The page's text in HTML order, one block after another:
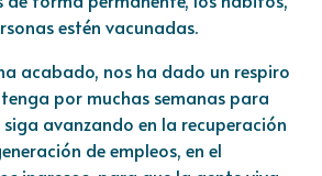
estén vacunadas.
acabado, nos ha dado un respiro
por muchas semanas para
avanzando en la recuperación
de empleos, en el